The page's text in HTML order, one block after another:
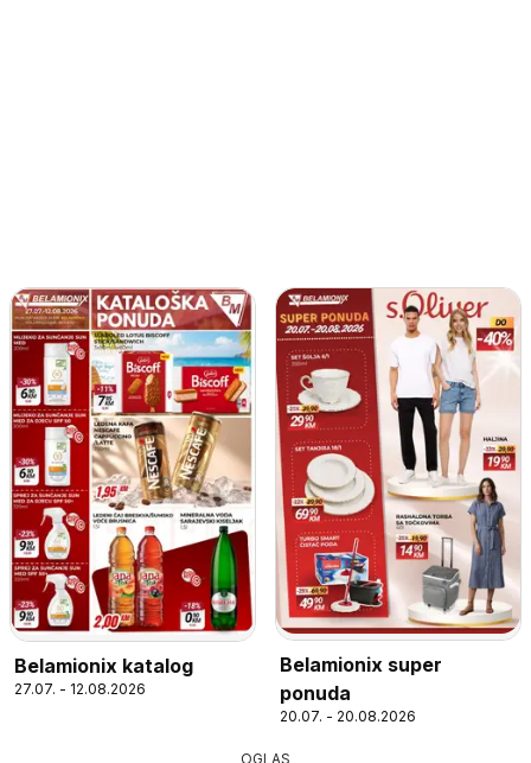
Belamionix katalog
27.07. - 12.08.2026
Belamionix super
ponuda
20.07. - 20.08.2026
OGLAS